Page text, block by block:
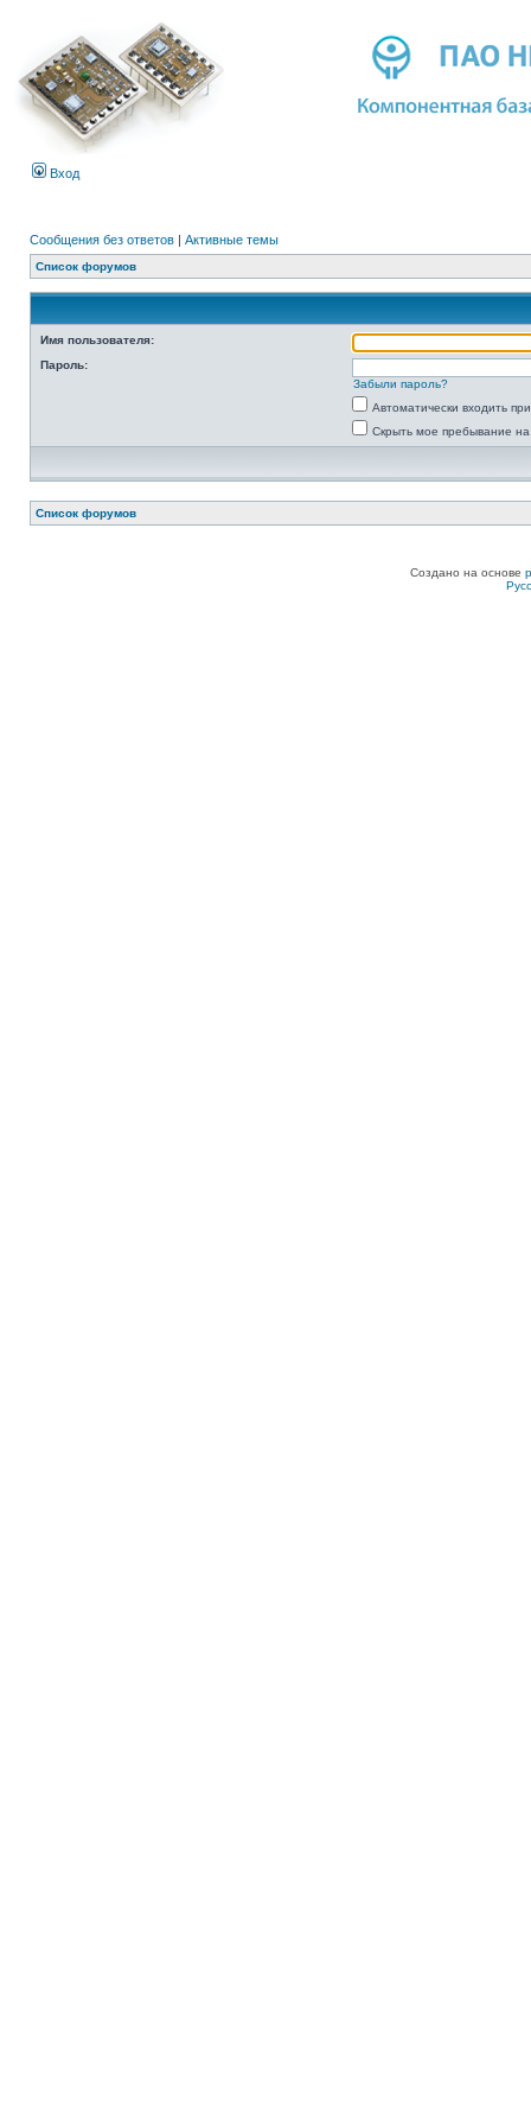
Вход
Сообщения без ответов | Активные темы
Список форумов
Имя пользователя:
Пароль:
Забыли пароль?
Автоматически входить
Скрыть мое пребывание
Список форумов
Создано на основе